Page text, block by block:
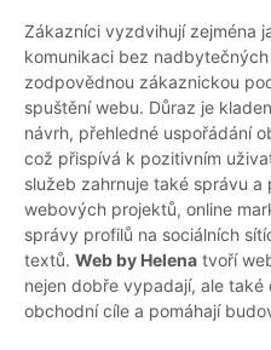
Zákazníci vyzdvihují zejména
komunikaci bez
zodpovědnou zákaznickou
spuštění webu. Důraz je
návrh, přehledné uspořádání
což přispívá k pozitivním
služeb zahrnuje také správu
webových projektů, online
správy profilů na sociálních
textů. Web by Helena tvoří
nejen dobře vypadají, ale
obchodní cíle a pomáhají